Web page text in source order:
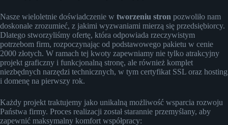
Nasze wieloletnie doświadczenie w tworzeniu stron pozwoliło nam
doskonale zrozumieć, z jakimi wyzwaniami mierzą się przedsiębiorcy.
Dlatego stworzyliśmy ofertę, która odpowiada rzeczywistym
potrzebom firm, rozpoczynając od podstawowego pakietu w cenie
2000 złotych. W ramach tej kwoty zapewniamy nie tylko atrakcyjny
projekt graficzny i funkcjonalną stronę, ale również komplet
niezbędnych narzędzi technicznych, w tym certyfikat SSL oraz hosting
i domenę na pierwszy rok.
Każdy projekt traktujemy jako unikalną możliwość wsparcia rozwoju
Państwa firmy. Proces realizacji został starannie przemyślany, aby
zapewnić maksymalny komfort współpracy: